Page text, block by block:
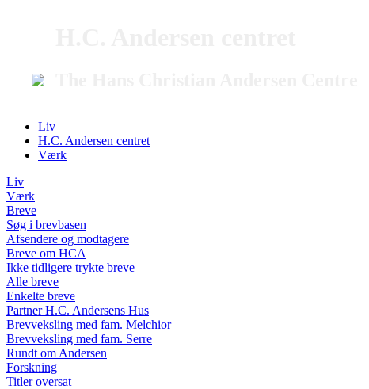
Liv
H.C. Andersen centret
Værk
Liv
Værk
Breve
Søg i brevbasen
Afsendere og modtagere
Breve om HCA
Ikke tidligere trykte breve
Alle breve
Enkelte breve
Partner H.C. Andersens Hus
Brevveksling med fam. Melchior
Brevveksling med fam. Serre
Rundt om Andersen
Forskning
Titler oversat